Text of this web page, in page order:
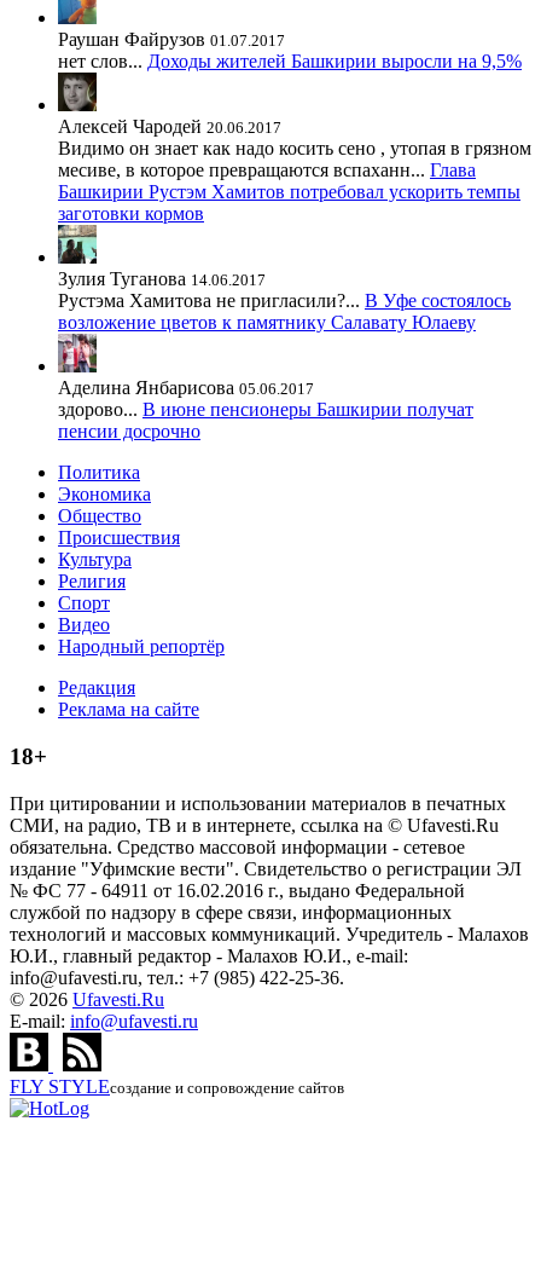
Раушан Файрузов 01.07.2017
нет слов... Доходы жителей Башкирии выросли на 9,5%
Алексей Чародей 20.06.2017
Видимо он знает как надо косить сено , утопая в грязном
месиве, в которое превращаются вспаханн... Глава
Башкирии Рустэм Хамитов потребовал ускорить темпы
заготовки кормов
Зулия Туганова 14.06.2017
Рустэма Хамитова не пригласили?... В Уфе состоялось
возложение цветов к памятнику Салавату Юлаеву
Аделина Янбарисова 05.06.2017
здорово... В июне пенсионеры Башкирии получат
пенсии досрочно
Политика
Экономика
Общество
Происшествия
Культура
Религия
Спорт
Видео
Народный репортёр
Редакция
Реклама на сайте
18+
При цитировании и использовании материалов в печатных
СМИ, на радио, ТВ и в интернете, ссылка на © Ufavesti.Ru
обязательна. Средство массовой информации - сетевое
издание "Уфимские вести". Свидетельство о регистрации ЭЛ
№ ФС 77 - 64911 от 16.02.2016 г., выдано Федеральной
службой по надзору в сфере связи, информационных
технологий и массовых коммуникаций. Учредитель - Малахов
Ю.И., главный редактор - Малахов Ю.И., e-mail:
info@ufavesti.ru, тел.: +7 (985) 422-25-36.
© 2026 Ufavesti.Ru
E-mail: info@ufavesti.ru
FLY STYLEсоздание и сопровождение сайтов